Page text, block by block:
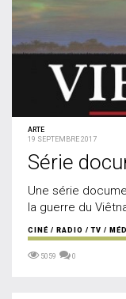
ARTE
19 SEPTEMBRE 2017
Série
Une série
la guerre du
CINÉ / RADIO / TV /
5059 0